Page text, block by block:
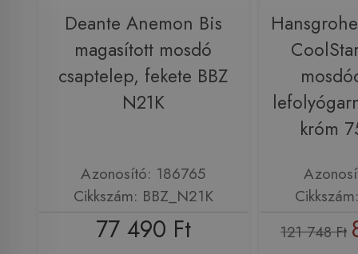
Deante Anemon Bis
magasított mosdó
csaptelep, fekete BBZ
N21K
Azonosító: 186765
Cikkszám: BBZ_N21K
77 490 Ft
króm
121 748 Ft